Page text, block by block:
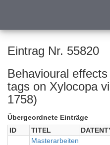
Eintrag Nr. 55820
Behavioural
tags on Xylocopa
1758)
Übergeordnete Einträge
ID
TITEL
Masterarbeiten